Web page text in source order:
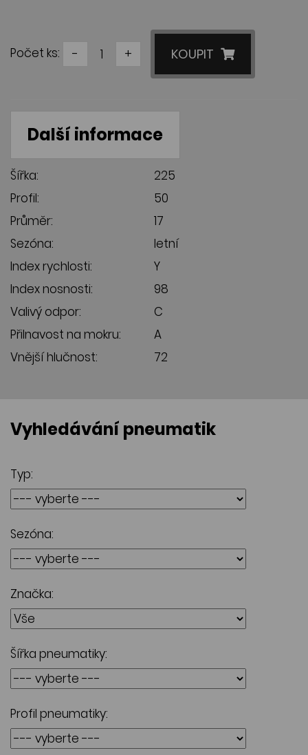
Počet ks: - + KOUPIT
Další informace
Šířka:
225
Profil:
50
Průměr:
17
Sezóna:
letní
Index rychlosti:
Y
Index nosnosti:
98
Valivý odpor:
C
Přilnavost na mokru:
A
Vnější hlučnost:
72
Vyhledávání pneumatik
Typ:
Sezóna:
Značka:
Šířka pneumatiky:
Profil pneumatiky: